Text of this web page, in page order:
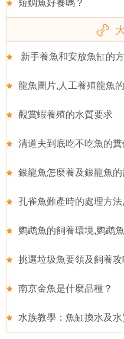
短鲷魚好養嗎？
新手養魚和安放魚缸的
龍魚圖片,人工養殖龍魚
觀賞蝦養殖的水質要求
清道夫到底吃不吃魚的
銀龍魚怎麼養及銀龍魚
孔雀魚難產時的處理方
鹦鹉魚的飼養環境,鹦鹉
挑選垃圾魚要領及飼養攻
南京金魚是什麼品種？
水族教學：魚缸換水及